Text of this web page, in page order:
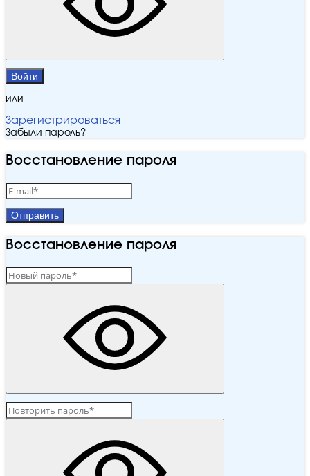
Войти
или
Зарегистрироваться
Забыли пароль?
Восстановление пароля
Отправить
Восстановление пароля